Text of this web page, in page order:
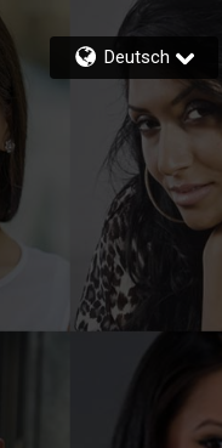
Deutsch